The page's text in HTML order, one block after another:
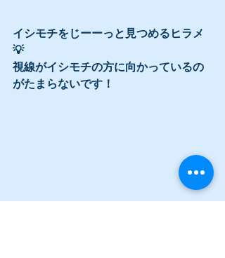
イシモチをじーーっと見つめるヒラメ
💡
視線がイシモチの方に向かっているの
がたまらないです！